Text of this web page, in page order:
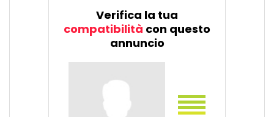
Verifica la tua
compatibilità con questo
annuncio